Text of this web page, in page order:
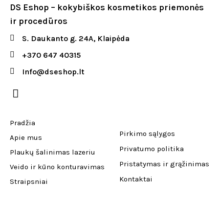
DS Eshop – kokybiškos kosmetikos priemonės
ir procedūros
S. Daukanto g. 24A, Klaipėda
+370 647 40315
Info@dseshop.lt
Pradžia
Apie mus
Plaukų šalinimas lazeriu
Veido ir kūno konturavimas
Straipsniai
Pirkimo sąlygos
Privatumo politika
Pristatymas ir grąžinimas
Kontaktai